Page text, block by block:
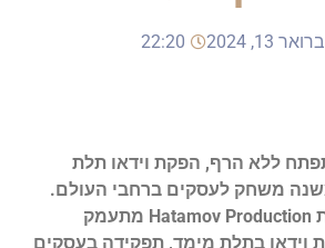
13, 2024
22:20
ללא הרף, הפקת וידאו תלת
משחק לעסקים ברחבי העולם.
פוסט זה בבלוג מאת Hatamov Production מתעמק
בתלת מימד, תפקידה בעסקים